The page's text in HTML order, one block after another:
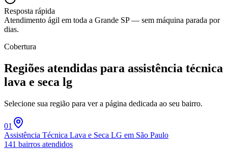
Resposta rápida
Atendimento ágil em toda a Grande SP — sem máquina parada por
dias.
Cobertura
Regiões atendidas para assistência técnica
lava e seca lg
Selecione sua região para ver a página dedicada ao seu bairro.
01
Assistência Técnica Lava e Seca LG em São Paulo
141 bairros atendidos